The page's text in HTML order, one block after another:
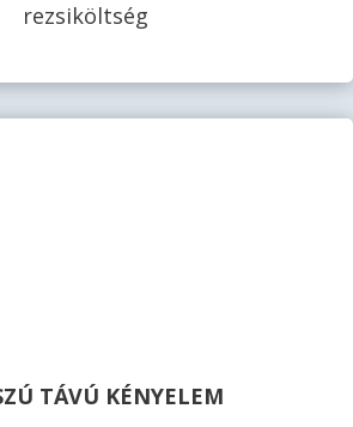
rezsiköltség
TÁVÚ KÉNYELEM